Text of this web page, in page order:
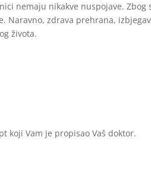
nemaju nikakve nuspojave. Zbog
zdrava prehrana,
života.
koji Vam je propisao Vaš doktor.